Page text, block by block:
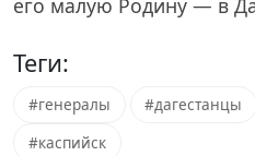
Теги:
#генералы #дагестанцы
#каспийск